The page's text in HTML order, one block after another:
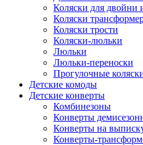
Коляски для двойни
Коляски
Коляски трости
Коляски-люльки
Люльки
Люльки-переноски
Прогулочные
Детские комоды
Детские конверты
Комбинезоны
Конверты
Конверты на
Конверты-